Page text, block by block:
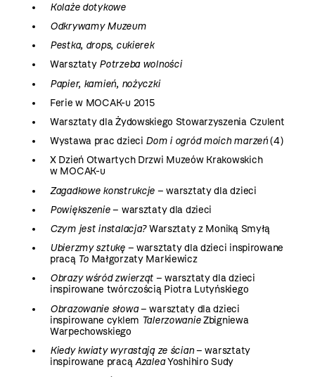
Kolaże dotykowe
Odkrywamy Muzeum
Pestka, drops, cukierek
Warsztaty Potrzeba wolności
Papier, kamień, nożyczki
Ferie w MOCAK-u 2015
Warsztaty dla Żydowskiego Stowarzyszenia Czulent
Wystawa prac dzieci Dom i ogród moich marzeń(4)
X Dzień Otwartych Drzwi Muzeów Krakowskich
w MOCAK-u
Zagadkowe konstrukcje – warsztaty dla dzieci
Powiększenie– warsztaty dla dzieci
Czym jest instalacja?Warsztaty z Moniką Smyłą
Ubierzmy sztukę– warsztaty dla dzieci inspirowane
pracą ToMałgorzaty Markiewicz
Obrazy wśród zwierząt – warsztaty dla dzieci
inspirowane twórczością Piotra Lutyńskiego
Obrazowanie słowa– warsztaty dla dzieci
inspirowane cyklem TalerzowanieZbigniewa
Warpechowskiego
Kiedy kwiaty wyrastają ze ścian– warsztaty
inspirowane pracąAzaleaYoshihiro Sudy